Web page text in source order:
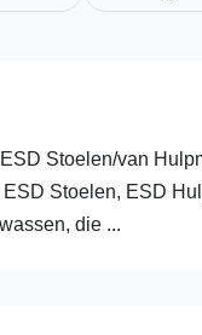
Stoelen/van
Stoelen, ESD
die ...